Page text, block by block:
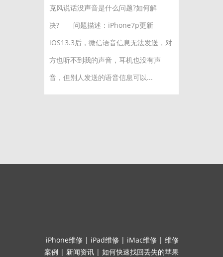
克风说话没声音是什么问题?如何解
决? 问题描述：iPhone7p更新
iOS13.3后，微信语音信息无法发送，对
方也听不到我的声音，耳机也没有声
音，但别人发送的语音信息可以...
iPhone维修 | iPad维修 | iMac维修 | 维修
案例 | 新闻资讯 | 如何快速找回丢失的苹果